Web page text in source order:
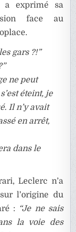
a exprimé sa
face au
gars ?!”
ne peut
éteint, je
Il n’y avait
en arrêt,
dans le
Leclerc n’a
l’origine du
:
“Je ne sais
la voie des